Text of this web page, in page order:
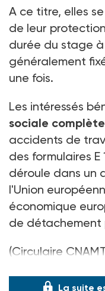
A ce titre, elles
de leur
durée du stage
généralement
une fois.
Les intéressés
sociale complète
accidents de
des formulaires E
déroule dans un
l'Union
économique
de détachement
(Circulaire
La suite